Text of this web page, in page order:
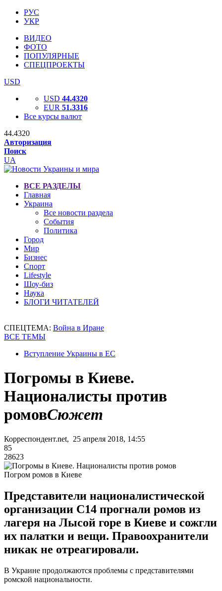
РУС
УКР
ВИДЕО
ФОТО
ПОПУЛЯРНЫЕ
СПЕЦПРОЕКТЫ
USD
USD 44.4320
EUR 51.3316
Все курсы валют
44.4320
Авторизация
Поиск
UA
ВСЕ РАЗДЕЛЫ
Главная
Украина
Все новости раздела
События
Политика
Город
Мир
Бизнес
Спорт
Lifestyle
Шоу-биз
Наука
БЛОГИ ЧИТАТЕЛЕЙ
СПЕЦТЕМА: Война в Иране
ВСЕ ТЕМЫ
Вступление Украины в ЕС
Погромы в Киеве.
Националисты против
ромовСюжет
Корреспондент.net, 25 апреля 2018, 14:55
85
28623
Погром ромов в Киеве
Представители националистической
организации С14 прогнали ромов из
лагеря на Лысой горе в Киеве и сожгли
их палатки и вещи. Правоохранители
никак не отреагировали.
В Украине продолжаются проблемы с представителями
ромской национальности.